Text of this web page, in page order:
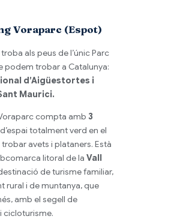
Voraparc (Espot)
als peus de l’únic Parc
podem trobar a Catalunya:
d’Aigüestortes i
Maurici.
compta amb 3
d’espai totalment verd en el
avets i plataners. Està
litoral de la Vall
de turisme familiar,
rural i de muntanya, que
amb el segell de
cicloturisme.